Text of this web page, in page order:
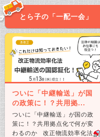
とら子の「一配一会」
ついに「中継輸送」が国
の政策に！？共用拠...
ついに「中継輸送」が国の政
策に！？共用拠点化で何が変
わるのか 改正物流効率化法が